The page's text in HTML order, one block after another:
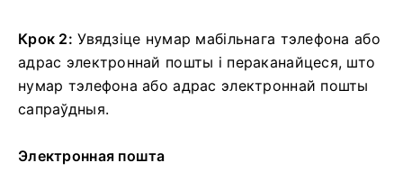
Крок 2: Увядзіце нумар мабільнага тэлефона або
адрас электроннай пошты і пераканайцеся, што
нумар тэлефона або адрас электроннай пошты
сапраўдныя.
Электронная пошта